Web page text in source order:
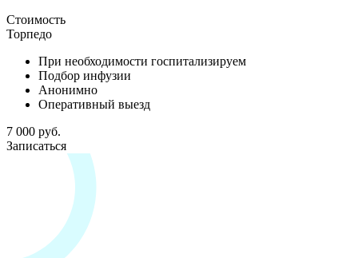
Стоимость
Торпедо
При необходимости госпитализируем
Подбор инфузии
Анонимно
Оперативный выезд
7 000 руб.
Записаться